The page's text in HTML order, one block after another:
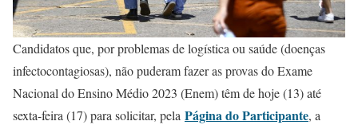
Candidatos que, por problemas de logística ou saúde (doenças
infectocontagiosas), não puderam fazer as provas do Exame
Nacional do Ensino Médio 2023 (Enem) têm de hoje (13) até
sexta-feira (17) para solicitar, pela Página do Participante, a